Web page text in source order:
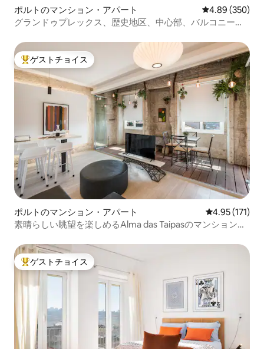
ポルトのマンション・アパート レビュー350
4.89 (350)
グランドゥプレックス、歴史地区、中心部、バルコニーと
大好評のゲストチョイスです。
ゲストチョイス
ポルトのマンション・アパート レビュー171
4.95 (171)
素晴らしい眺望を楽しめるAlma das Taipasのマンション・
大好評のゲストチョイスです。
ゲストチョイス